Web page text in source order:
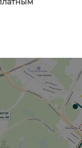
заявление
можно
запланированы
сразу
в 10